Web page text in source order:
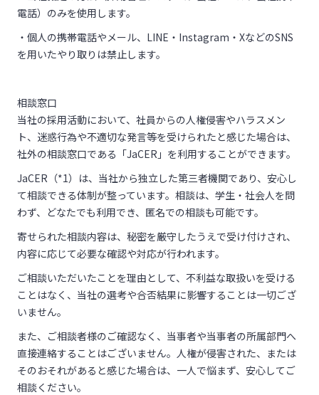
電話）のみを使用します。
・個人の携帯電話やメール、LINE・Instagram・XなどのSNS
を用いたやり取りは禁止します。
相談窓口
当社の採用活動において、社員からの人権侵害やハラスメン
ト、迷惑行為や不適切な発言等を受けられたと感じた場合は、
社外の相談窓口である「JaCER」を利用することができます。
JaCER（*1）は、当社から独立した第三者機関であり、安心し
て相談できる体制が整っています。相談は、学生・社会人を問
わず、どなたでも利用でき、匿名での相談も可能です。
寄せられた相談内容は、秘密を厳守したうえで受け付けされ、
内容に応じて必要な確認や対応が行われます。
ご相談いただいたことを理由として、不利益な取扱いを受ける
ことはなく、当社の選考や合否結果に影響することは一切ござ
いません。
また、ご相談者様のご確認なく、当事者や当事者の所属部門へ
直接連絡することはございません。人権が侵害された、または
そのおそれがあると感じた場合は、一人で悩まず、安心してご
相談ください。